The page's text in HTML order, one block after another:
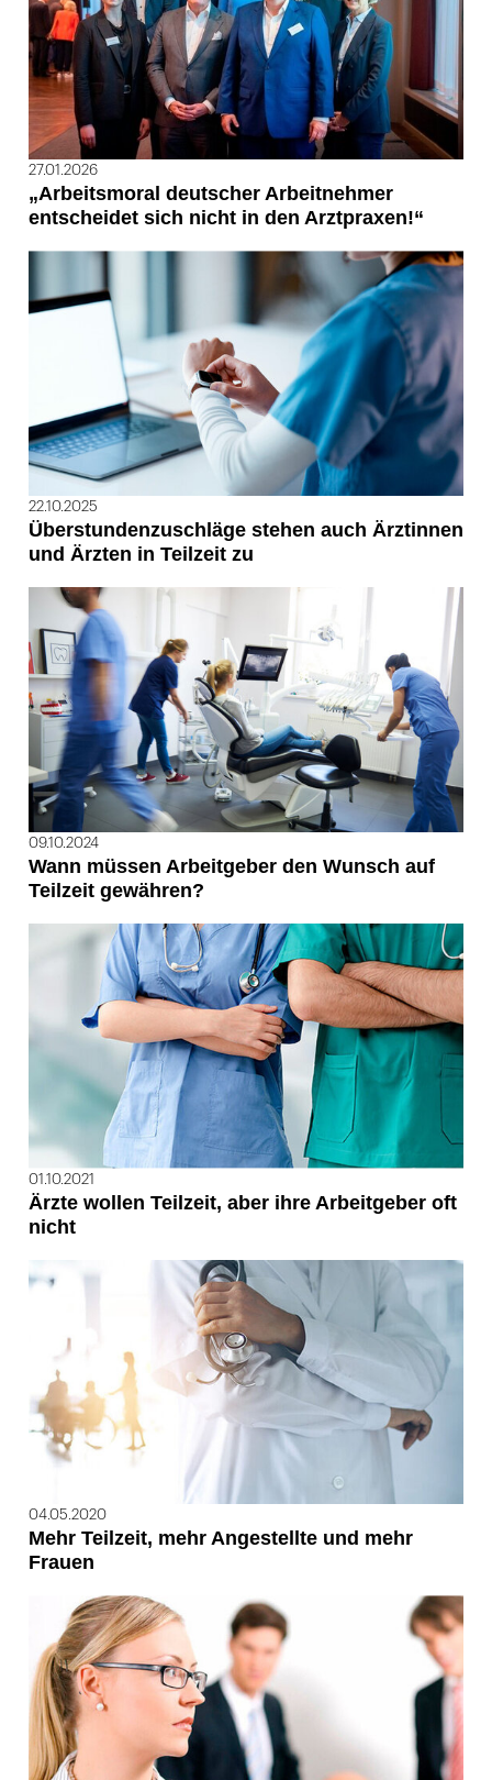
27.01.2026
„Arbeitsmoral deutscher Arbeitnehmer
entscheidet sich nicht in den Arztpraxen!“
22.10.2025
Überstundenzuschläge stehen auch Ärztinnen
und Ärzten in Teilzeit zu
09.10.2024
Wann müssen Arbeitgeber den Wunsch auf
Teilzeit gewähren?
01.10.2021
Ärzte wollen Teilzeit, aber ihre Arbeitgeber oft
nicht
04.05.2020
Mehr Teilzeit, mehr Angestellte und mehr
Frauen